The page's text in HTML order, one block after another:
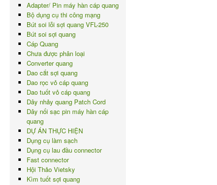
Adapter/ Pin máy hàn cáp quang
Bộ dụng cụ thi công mạng
Bút soi lỗi sợi quang VFL-250
Bút soi sợi quang
Cáp Quang
Chưa được phân loại
Converter quang
Dao cắt sợi quang
Dao rọc vỏ cáp quang
Dao tuốt vỏ cáp quang
Dây nhảy quang Patch Cord
Dây nối sạc pin máy hàn cáp
quang
DỰ ÁN THỰC HIỆN
Dụng cụ làm sạch
Dụng cụ lau đầu connector
Fast connector
Hội Thảo Vietsky
Kìm tuốt sợi quang